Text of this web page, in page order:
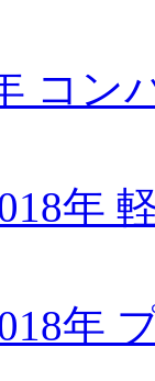
コン
年
年